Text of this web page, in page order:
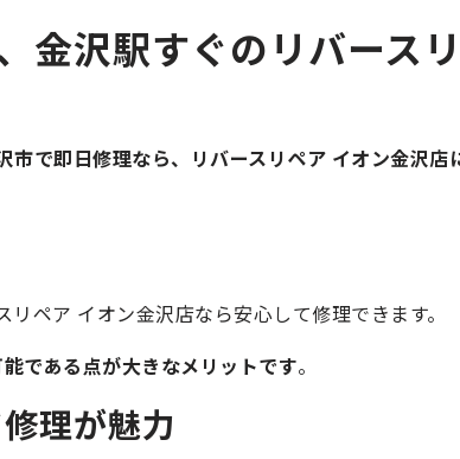
沢駅すぐのリバース
市で即日修理なら、リバースリペア イオン金沢店
ペア イオン金沢店なら安心して修理できます。
である点が大きなメリットです。
理が魅力